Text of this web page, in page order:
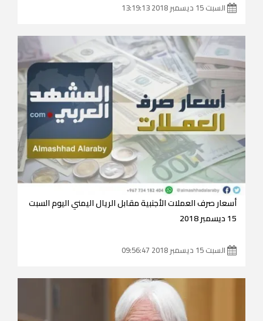
السبت 15 ديسمبر 2018 13:19:13
أسعار صرف العملات الأجنبية مقابل الريال اليمني اليوم السبت
15 ديسمبر 2018
السبت 15 ديسمبر 2018 09:56:47